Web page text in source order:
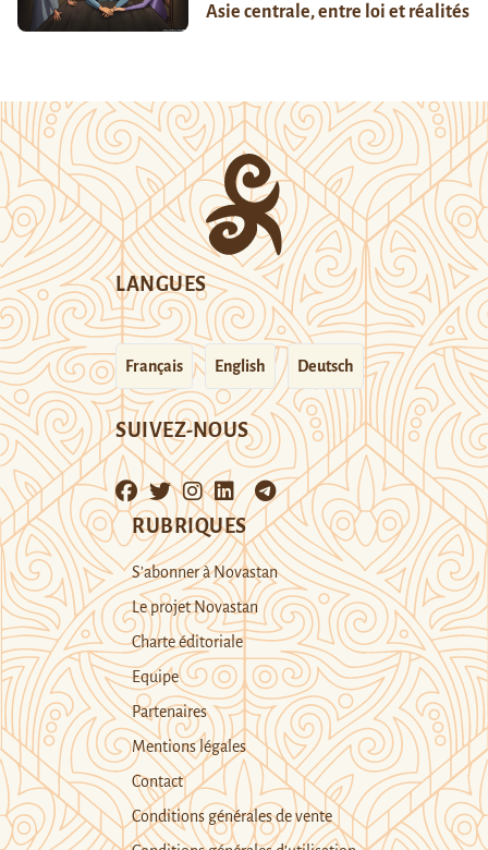
Asie centrale, entre loi et réalités
LANGUES
Français English Deutsch
SUIVEZ-NOUS
RUBRIQUES
S’abonner à Novastan
Le projet Novastan
Charte éditoriale
Equipe
Partenaires
Mentions légales
Contact
Conditions générales de vente